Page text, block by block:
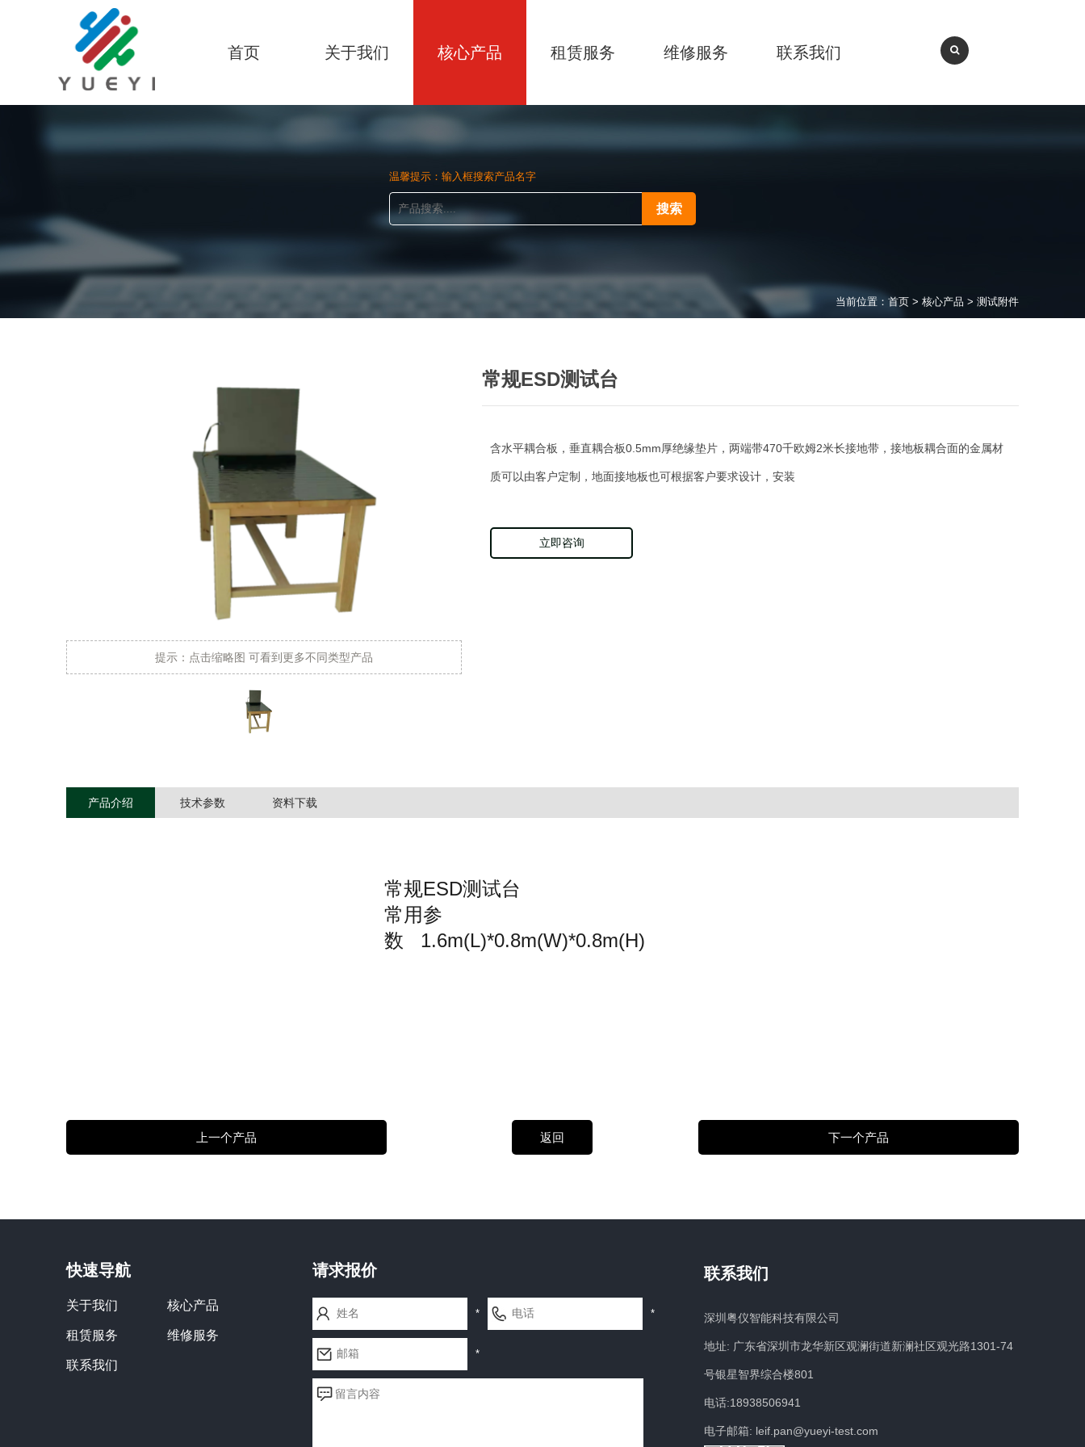
首页 关于我们 核心产品 租赁服务 维修服务 联系我们
温馨提示：输入框搜索产品名字
当前位置： 首页 > 核心产品 > 测试附件
提示：点击缩略图 可看到更多不同类型产品
常规ESD测试台
含水平耦合板，垂直耦合板0.5mm厚绝缘垫片，两端带470千欧姆2米长接地带，接地板耦合面的金属材
质可以由客户定制，地面接地板也可根据客户要求设计，安装
立即咨询
产品介绍 技术参数 资料下载
常规ESD测试台
常用参
数 1.6m(L)*0.8m(W)*0.8m(H)
上一个产品 返回 下一个产品
快速导航
关于我们 核心产品
租赁服务 维修服务
联系我们
请求报价
* *
*
联系我们
深圳粤仪智能科技有限公司
地址: 广东省深圳市龙华新区观澜街道新澜社区观光路1301-74
号银星智界综合楼801
电话:18938506941
电子邮箱: leif.pan@yueyi-test.com